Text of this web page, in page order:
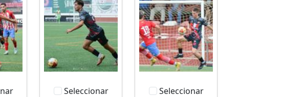
Seleccionar Seleccionar